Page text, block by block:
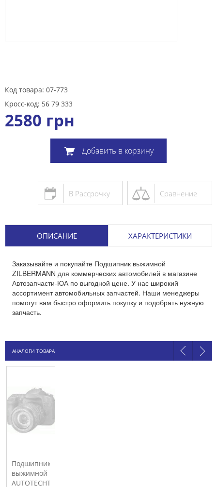
Код товара: 07-773
Кросс-код: 56 79 333
2580 грн
Добавить в корзину
Сравнение
В Рассрочку
ОПИСАНИЕ ХАРАКТЕРИСТИКИ
Заказывайте и покупайте Подшипник выжимной
ZILBERMANN для коммерческих автомобилей в магазине
Автозапчасти-ЮА по выгодной цене. У нас широкий
ассортимент автомобильных запчастей. Наши менеджеры
помогут вам быстро оформить покупку и подобрать нужную
запчасть.
АНАЛОГИ ТОВАРА
Подшипник
выжимной
AUTOTECHTEILE